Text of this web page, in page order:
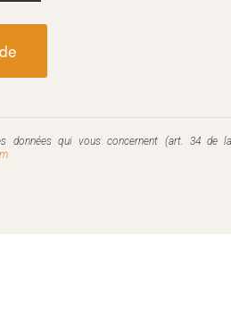
données qui vous concernent (art. 34 de